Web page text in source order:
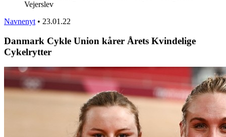
Vejerslev
Navnenyt • 23.01.22
Danmark Cykle Union kårer Årets Kvindelige
Cykelrytter